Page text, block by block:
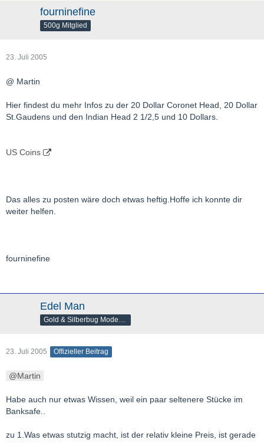
fourninefine
500g Mitglied
23. Juli 2005
@ Martin
Hier findest du mehr Infos zu der 20 Dollar Coronet Head, 20 Dollar
St.Gaudens und den Indian Head 2 1/2,5 und 10 Dollars.
US Coins
Das alles zu posten wäre doch etwas heftig.Hoffe ich konnte dir
weiter helfen.
fourninefine
Edel Man
23. Juli 2005 Offizieller Beitrag
Martin
Habe auch nur etwas Wissen, weil ein paar seltenere Stücke im
Banksafe..
zu 1.Was etwas stutzig macht, ist der relativ kleine Preis, ist gerade